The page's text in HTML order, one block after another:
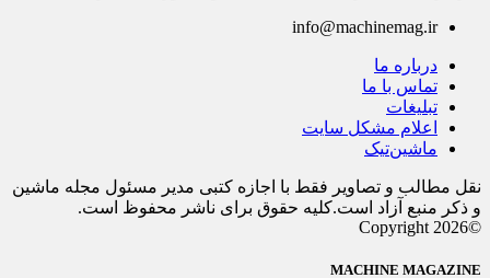
info@machinemag.ir
درباره ما
تماس با ما
تبلیغات
اعلام مشکل سایت
ماشین‌تیک
نقل مطالب و تصاویر فقط با اجازه کتبی مدیر مسئول مجله ماشین
و ذکر منبع آزاد است.کلیه حقوق برای ناشر محفوظ است.
©Copyright 2026
MACHINE MAGAZINE